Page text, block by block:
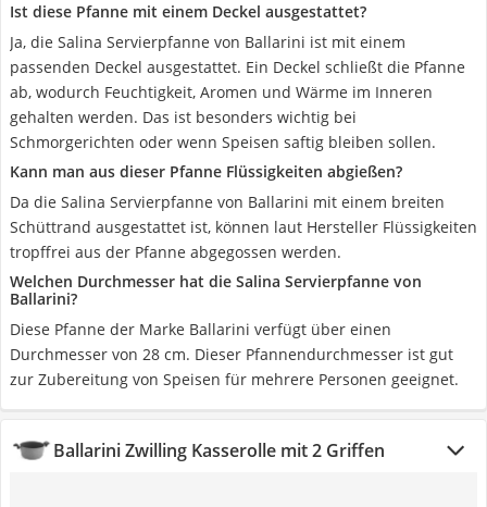
Ist diese Pfanne mit einem Deckel ausgestattet?
Ja, die Salina Servierpfanne von Ballarini ist mit einem
passenden Deckel ausgestattet. Ein Deckel schließt die Pfanne
ab, wodurch Feuchtigkeit, Aromen und Wärme im Inneren
gehalten werden. Das ist besonders wichtig bei
Schmorgerichten oder wenn Speisen saftig bleiben sollen.
Kann man aus dieser Pfanne Flüssigkeiten abgießen?
Da die Salina Servierpfanne von Ballarini mit einem breiten
Schüttrand ausgestattet ist, können laut Hersteller Flüssigkeiten
tropffrei aus der Pfanne abgegossen werden.
Welchen Durchmesser hat die Salina Servierpfanne von
Ballarini?
Diese Pfanne der Marke Ballarini verfügt über einen
Durchmesser von 28 cm. Dieser Pfannendurchmesser ist gut
zur Zubereitung von Speisen für mehrere Personen geeignet.
Ballarini Zwilling Kasserolle mit 2 Griffen